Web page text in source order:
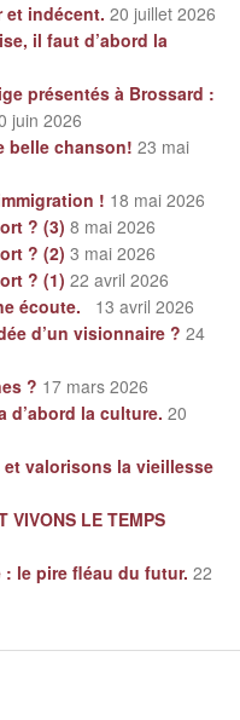
et indécent. 20 juillet 2026
il faut d’abord la
présentés à Brossard :
juin 2026
belle chanson! 23 mai
! 18 mai 2026
? (3) 8 mai 2026
? (2) 3 mai 2026
? (1) 22 avril 2026
écoute.
13 avril 2026
d’un visionnaire ? 24
? 17 mars 2026
d’abord la culture. 20
valorisons la vieillesse
VIVONS LE TEMPS
le pire fléau du futur. 22